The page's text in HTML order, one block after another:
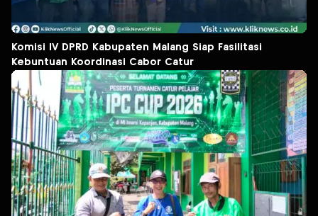
Komisi IV DPRD Kabupaten Malang Siap Fasilitasi
Kebuntuan Koordinasi Cabor Catur